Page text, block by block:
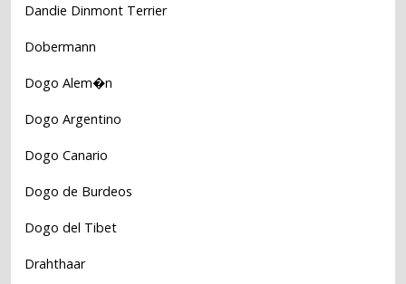
Dandie Dinmont Terrier
Dobermann
Dogo Alem�n
Dogo Argentino
Dogo Canario
Dogo de Burdeos
Dogo del Tibet
Drahthaar